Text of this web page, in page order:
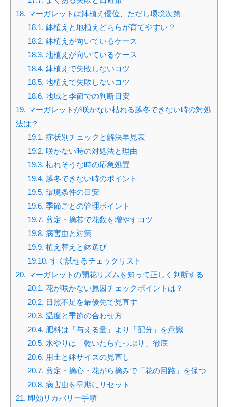
18. マーガレットは鉢植え優位、ただし環境次第
18.1. 鉢植えと地植えどちらが育てやすい？
18.2. 鉢植えが向いているケース
18.3. 地植えが向いているケース
18.4. 鉢植えで失敗しないコツ
18.5. 地植えで失敗しないコツ
18.6. 地域と季節での判断目安
19. マーガレットが咲かない枯れる越冬できない時の対処
法は？
19.1. 症状別チェックと解決早見表
19.2. 咲かない時の対処法と理由
19.3. 枯れそうな時の応急処置
19.4. 越冬できない時のポイント
19.5. 環境条件の目安
19.6. 季節ごとの管理ポイント
19.7. 剪定・摘芯で花数を増やすコツ
19.8. 病害虫と対策
19.9. 植え替えと鉢選び
19.10. すぐ試せるチェックリスト
20. マーガレットの開花リズムを知って正しく判断する
20.1. 花が咲かない原因チェックポイントは？
20.2. 日照不足を最優先で見直す
20.3. 温度と季節の合わせ方
20.4. 肥料は「与える量」より「配分」を意識
20.5. 水やりは「乾いたらたっぷり」徹底
20.6. 用土と鉢サイズの見直し
20.7. 剪定・摘心・花がら摘みで「花の回路」を保つ
20.8. 病害虫を早期にリセット
21. 即効リカバリー手順